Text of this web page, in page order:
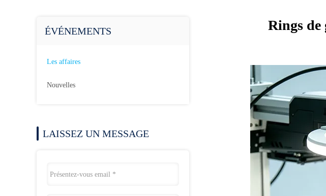
ÉVÉNEMENTS
Les affaires
Nouvelles
LAISSEZ UN MESSAGE
Rings de